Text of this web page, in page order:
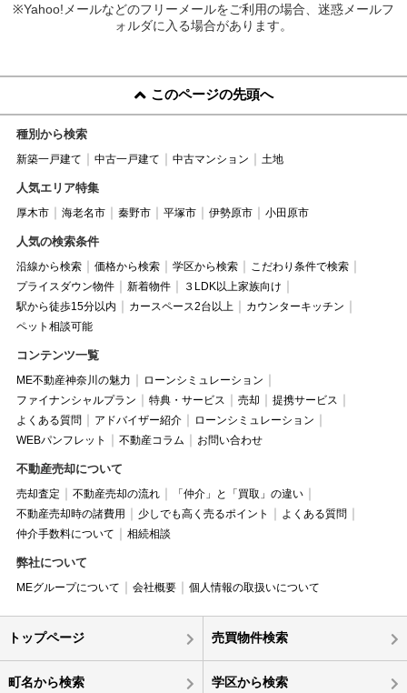
※Yahoo!メールなどのフリーメールをご利用の場合、迷惑メールフ
ォルダに入る場合があります。
このページの先頭へ
種別から検索
新築一戸建て 中古一戸建て 中古マンション 土地
人気エリア特集
厚木市 海老名市 秦野市 平塚市 伊勢原市 小田原市
人気の検索条件
沿線から検索 価格から検索 学区から検索
こだわり条件で検索
プライスダウン物件
新着物件
３LDK以上家族向け
駅から徒歩15分以内
カースペース2台以上
カウンターキッチン
ペット相談可能
コンテンツ一覧
ME不動産神奈川の魅力
ローンシミュレーション
ファイナンシャルプラン
特典・サービス 売却
提携サービス
よくある質問
アドバイザー紹介
ローンシミュレーション
WEBパンフレット
不動産コラム お問い合わせ
不動産売却について
売却査定 不動産売却の流れ
「仲介」と「買取」の違い
不動産売却時の諸費用
少しでも高く売るポイント
よくある質問
仲介手数料について
相続相談
弊社について
MEグループについて 会社概要 個人情報の取扱いについて
トップページ 売買物件検索
町名から検索 学区から検索